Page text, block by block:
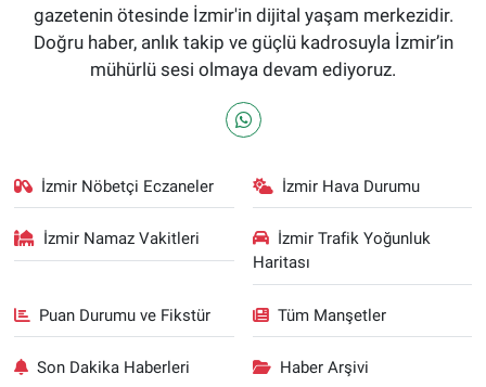
gazetenin ötesinde İzmir'in dijital yaşam merkezidir.
Doğru haber, anlık takip ve güçlü kadrosuyla İzmir’in
mühürlü sesi olmaya devam ediyoruz.
İzmir Nöbetçi Eczaneler İzmir Hava Durumu
İzmir Namaz Vakitleri
İzmir Trafik Yoğunluk
Haritası
Puan Durumu ve Fikstür Tüm Manşetler
Son Dakika Haberleri Haber Arşivi